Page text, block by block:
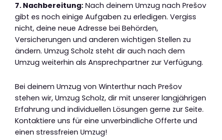
7. Nachbereitung: Nach deinem Umzug nach Prešov
gibt es noch einige Aufgaben zu erledigen. Vergiss
nicht, deine neue Adresse bei Behörden,
Versicherungen und anderen wichtigen Stellen zu
ändern. Umzug Scholz steht dir auch nach dem
Umzug weiterhin als Ansprechpartner zur Verfügung.
Bei deinem Umzug von Winterthur nach Prešov
stehen wir, Umzug Scholz, dir mit unserer langjährigen
Erfahrung und individuellen Lösungen gerne zur Seite.
Kontaktiere uns für eine unverbindliche Offerte und
einen stressfreien Umzug!